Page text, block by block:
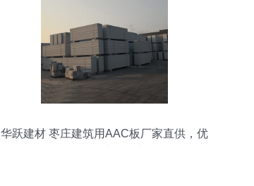
华跃建材 枣庄建筑用AAC板厂家直供，优